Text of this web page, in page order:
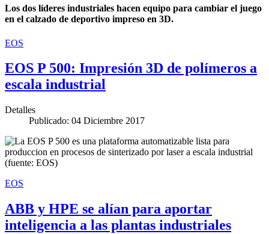
Los dos líderes industriales hacen equipo para cambiar el juego
en el calzado de deportivo impreso en 3D.
EOS
EOS P 500: Impresión 3D de polímeros a
escala industrial
Detalles
Publicado: 04 Diciembre 2017
EOS
ABB y HPE se alían para aportar
inteligencia a las plantas industriales